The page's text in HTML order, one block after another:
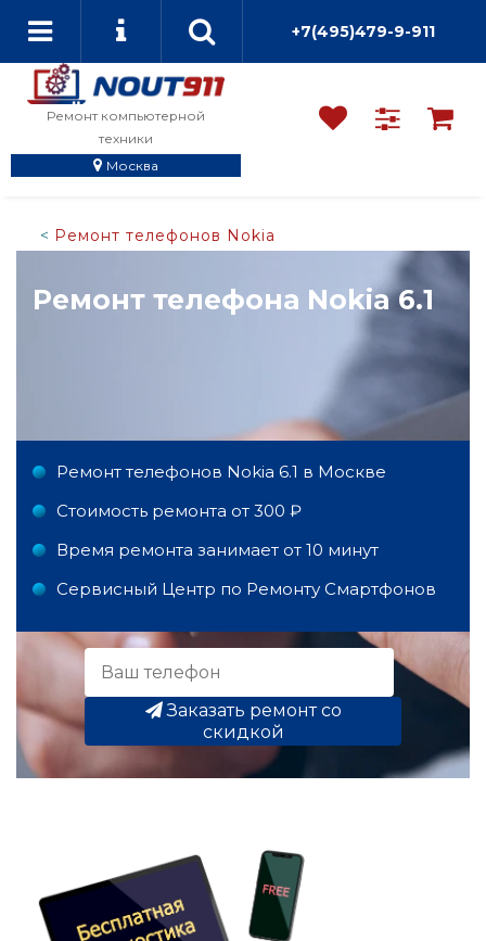
+7(495)479-9-911
Ремонт компьютерной
техники
Москва
Ремонт телефонов Nokia
Ремонт телефона Nokia 6.1
Ремонт телефонов Nokia 6.1 в Москве
Стоимость ремонта от 300 ₽
Время ремонта занимает от 10 минут
Сервисный Центр по Ремонту Смартфонов
Заказать ремонт со
скидкой